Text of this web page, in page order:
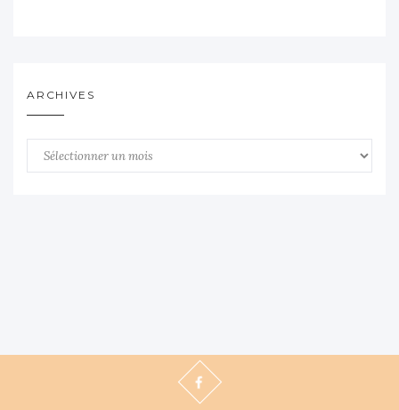
ARCHIVES
Archives